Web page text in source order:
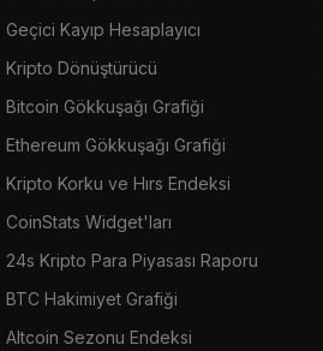
Geçici Kayıp Hesaplayıcı
Kripto Dönüştürücü
Bitcoin Gökkuşağı Grafiği
Ethereum Gökkuşağı Grafiği
Kripto Korku ve Hırs Endeksi
CoinStats Widget'ları
24s Kripto Para Piyasası Raporu
BTC Hakimiyet Grafiği
Altcoin Sezonu Endeksi